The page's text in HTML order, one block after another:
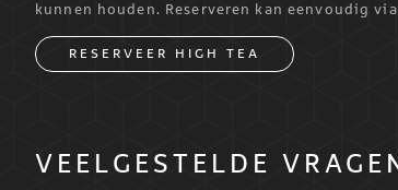
kunnen houden. Reserveren kan eenvoudig
RESERVEER HIGH TEA
VEELGESTELDE